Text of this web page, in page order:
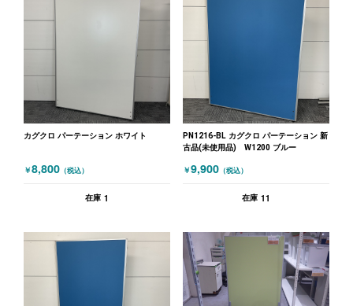
カグクロ パーテーション ホワイト
￥8,800 （税込）
在庫 1
PN1216-BL カグクロ パーテーション 新
古品(未使用品) W1200 ブルー
￥9,900 （税込）
在庫 11